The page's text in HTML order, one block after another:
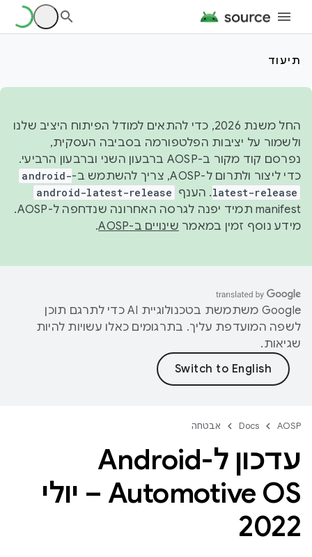
תיעוד
החל משנת 2026, כדי להתאים למודל הפיתוח היציב שלנו
ולשמור על יציבות הפלטפורמה בסביבה העסקית,
נפרסם קוד מקור ב-AOSP ברבעון השני וברבעון הרביעי.
כדי ליצור ולתרום ל-AOSP, צריך להשתמש ב-
android-
latest-release. הענף android-latest-release
manifest תמיד יפנה לגרסה האחרונה שנדחפה ל-AOSP.
מידע נוסף זמין במאמר שינויים ב-AOSP .
‫Google משתמשת בטכנולוגיית AI כדי לתרגם תוכן
לשפה המועדפת עליך. בתרגומים כאלו עשויות להיות
שגיאות.
AOSP
Docs אבטחה
עדכון ל-Android
Automotive OS – יולי
2022